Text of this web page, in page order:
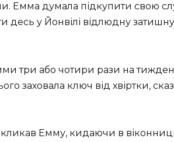
Емма думала підкупити свою
десь у Йонвілі відлюдну
три або чотири рази на
заховала ключ від хвіртки,
Емму, кидаючи в